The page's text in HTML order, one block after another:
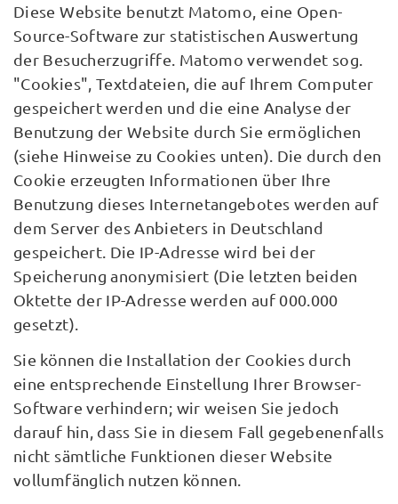
Diese Website benutzt Matomo, eine Open-
Source-Software zur statistischen Auswertung
der Besucherzugriffe. Matomo verwendet sog.
"Cookies", Textdateien, die auf Ihrem Computer
gespeichert werden und die eine Analyse der
Benutzung der Website durch Sie ermöglichen
(siehe Hinweise zu Cookies unten). Die durch den
Cookie erzeugten Informationen über Ihre
Benutzung dieses Internetangebotes werden auf
dem Server des Anbieters in Deutschland
gespeichert. Die IP-Adresse wird bei der
Speicherung anonymisiert (Die letzten beiden
Oktette der IP-Adresse werden auf 000.000
gesetzt).
Sie können die Installation der Cookies durch
eine entsprechende Einstellung Ihrer Browser-
Software verhindern; wir weisen Sie jedoch
darauf hin, dass Sie in diesem Fall gegebenenfalls
nicht sämtliche Funktionen dieser Website
vollumfänglich nutzen können.